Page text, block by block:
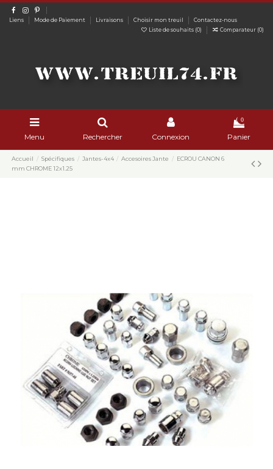
Liens Mode de Paiement Livraisons Choisir mon treuil
Contactez-nous
Liste de souhaits (0) Comparateur (0)
Menu Rechercher Connexion
0
Panier
Accueil Spécifiques Jantes-4x4 Accesoires Jante
ECROU CANON 6
mm CHROME 12x1.25